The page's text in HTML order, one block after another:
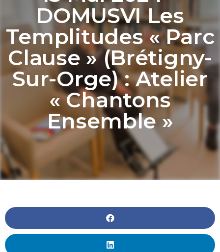
DOMUSVI Les
Templitudes « Parc
Clause » (Brétigny-
Sur-Orge) : Atelier
« Chantons
Ensemble »